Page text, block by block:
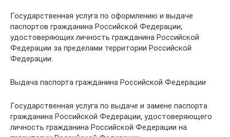
Государственная услуга по оформлению и выдаче
паспортов гражданина Российской Федерации,
удостоверяющих личность гражданина Российской
Федерации за пределами территории Российской
Федерации.
Выдача паспорта гражданина Российской Федерации
Государственная услуга по выдаче и замене паспорта
гражданина Российской Федерации, удостоверяющего
личность гражданина Российской Федерации на